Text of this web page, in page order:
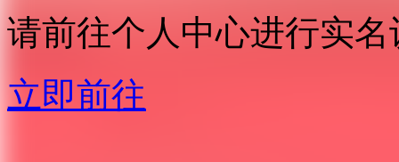
请前往个人中心进行实名
立即前往